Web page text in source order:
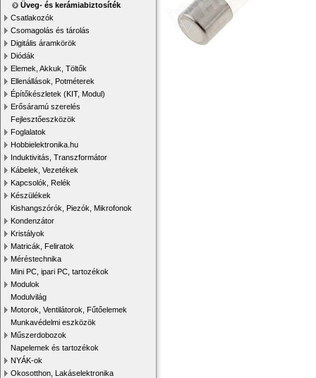
Üveg- és kerámiabiztosíték
Csatlakozók
Csomagolás és tárolás
Digitális áramkörök
Diódák
Elemek, Akkuk, Töltők
Ellenállások, Potméterek
Építőkészletek (KIT, Modul)
Erősáramú szerelés
Fejlesztőeszközök
Foglalatok
Hobbielektronika.hu
Induktivitás, Transzformátor
Kábelek, Vezetékek
Kapcsolók, Relék
Készülékek
Kishangszórók, Piezók, Mikrofonok
Kondenzátor
Kristályok
Matricák, Feliratok
Méréstechnika
Mini PC, ipari PC, tartozékok
Modulok
Modulvilág
Motorok, Ventilátorok, Fűtőelemek
Munkavédelmi eszközök
Műszerdobozok
Napelemek és tartozékok
NYÁK-ok
Okosotthon, Lakáselektronika